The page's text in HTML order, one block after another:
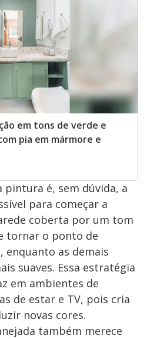
em tons de verde e
pia em mármore e
pintura é, sem dúvida, a
para começar a
coberta por um tom
tornar o ponto de
enquanto as demais
suaves. Essa estratégia
em ambientes de
de estar e TV, pois cria
novas cores.
também merece